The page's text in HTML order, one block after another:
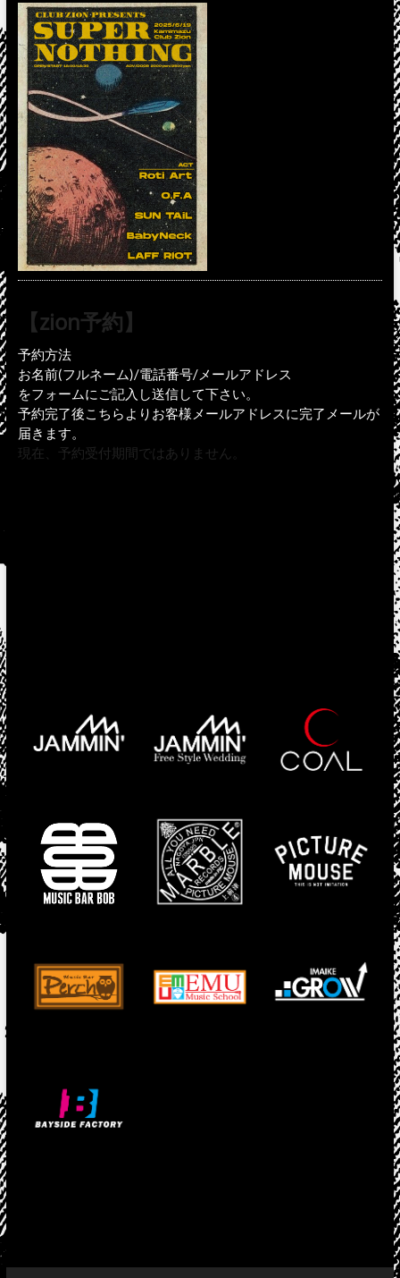
【zion予約】
予約方法
お名前(フルネーム)/電話番号/メールアドレス
をフォームにご記入し送信して下さい。
予約完了後こちらよりお客様メールアドレスに完了メールが
届きます。
現在、予約受付期間ではありません。